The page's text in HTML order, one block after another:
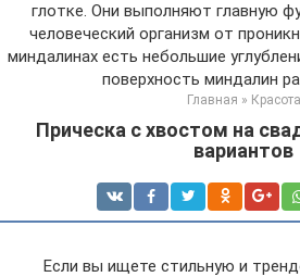
глотке. Они выполняют главную
человеческий организм от
миндалинах есть небольшие
поверхность миндалин
Главная » Красота
Прическа с хвостом на
вариантов
Если вы ищете стильную и